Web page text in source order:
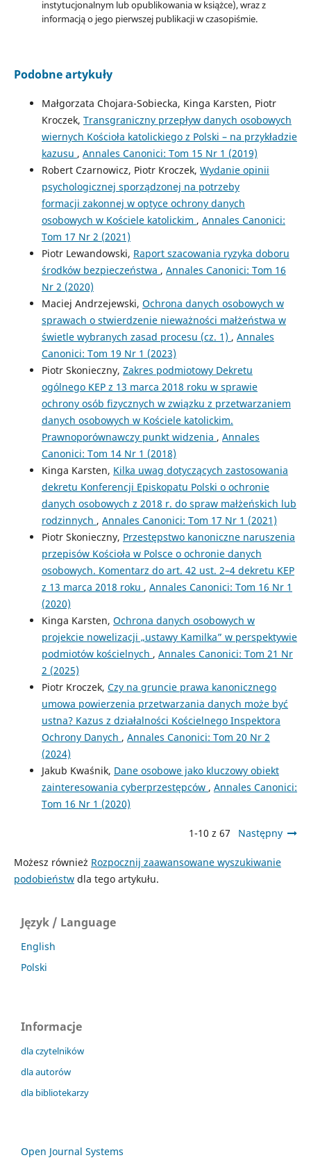
instytucjonalnym lub opublikowania w książce), wraz z
informacją o jego pierwszej publikacji w czasopiśmie.
Podobne artykuły
Małgorzata Chojara-Sobiecka, Kinga Karsten, Piotr
Kroczek, Transgraniczny przepływ danych osobowych
wiernych Kościoła katolickiego z Polski – na przykładzie
kazusu , Annales Canonici: Tom 15 Nr 1 (2019)
Robert Czarnowicz, Piotr Kroczek, Wydanie opinii
psychologicznej sporządzonej na potrzeby
formacji zakonnej w optyce ochrony danych
osobowych w Kościele katolickim , Annales Canonici:
Tom 17 Nr 2 (2021)
Piotr Lewandowski, Raport szacowania ryzyka doboru
środków bezpieczeństwa , Annales Canonici: Tom 16
Nr 2 (2020)
Maciej Andrzejewski, Ochrona danych osobowych w
sprawach o stwierdzenie nieważności małżeństwa w
świetle wybranych zasad procesu (cz. 1) , Annales
Canonici: Tom 19 Nr 1 (2023)
Piotr Skonieczny, Zakres podmiotowy Dekretu
ogólnego KEP z 13 marca 2018 roku w sprawie
ochrony osób fizycznych w związku z przetwarzaniem
danych osobowych w Kościele katolickim.
Prawnoporównawczy punkt widzenia , Annales
Canonici: Tom 14 Nr 1 (2018)
Kinga Karsten, Kilka uwag dotyczących zastosowania
dekretu Konferencji Episkopatu Polski o ochronie
danych osobowych z 2018 r. do spraw małżeńskich lub
rodzinnych , Annales Canonici: Tom 17 Nr 1 (2021)
Piotr Skonieczny, Przestępstwo kanoniczne naruszenia
przepisów Kościoła w Polsce o ochronie danych
osobowych. Komentarz do art. 42 ust. 2–4 dekretu KEP
z 13 marca 2018 roku , Annales Canonici: Tom 16 Nr 1
(2020)
Kinga Karsten, Ochrona danych osobowych w
projekcie nowelizacji „ustawy Kamilka” w perspektywie
podmiotów kościelnych , Annales Canonici: Tom 21 Nr
2 (2025)
Piotr Kroczek, Czy na gruncie prawa kanonicznego
umowa powierzenia przetwarzania danych może być
ustna? Kazus z działalności Kościelnego Inspektora
Ochrony Danych , Annales Canonici: Tom 20 Nr 2
(2024)
Jakub Kwaśnik, Dane osobowe jako kluczowy obiekt
zainteresowania cyberprzestępców , Annales Canonici:
Tom 16 Nr 1 (2020)
1-10 z 67 Następny
Możesz również Rozpocznij zaawansowane wyszukiwanie
podobieństwdla tego artykułu.
Język / Language
English
Polski
Informacje
dla czytelników
dla autorów
dla bibliotekarzy
Open Journal Systems